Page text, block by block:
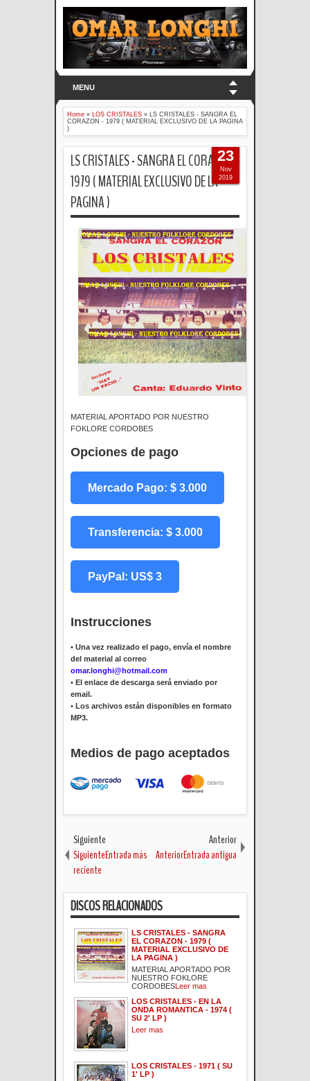
MENU
Home » LOS CRISTALES »
LS CRISTALES - SANGRA EL
CORAZON - 1979 ( MATERIAL EXCLUSIVO DE LA PAGINA
)
LS CRISTALES - SANGRA EL CORAZON -
1979 ( MATERIAL EXCLUSIVO DE LA
PAGINA )
MATERIAL APORTADO POR NUESTRO
FOKLORE CORDOBES
Opciones de pago
Mercado Pago: $ 3.000
Transferencia: $ 3.000
PayPal: US$ 3
Instrucciones
• Una vez realizado el pago, envía el nombre
del material al correo
omar.longhi@hotmail.com
• El enlace de descarga será enviado por
email.
• Los archivos están disponibles en formato
MP3.
Medios de pago aceptados
23
Nov
2019
Siguiente
SiguienteEntrada más
reciente
Anterior
AnteriorEntrada antigua
DISCOS RELACIONADOS
LS CRISTALES - SANGRA
EL CORAZON - 1979 (
MATERIAL EXCLUSIVO DE
LA PAGINA )
MATERIAL APORTADO POR
NUESTRO FOKLORE
CORDOBES Leer mas
LOS CRISTALES - EN LA
ONDA ROMANTICA - 1974 (
SU 2' LP )
Leer mas
LOS CRISTALES - 1971 ( SU
1' LP )